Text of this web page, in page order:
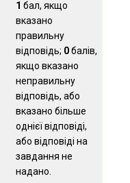
1 бал, якщо
вказано
правильну
відповідь; 0балів,
якщо вказано
неправильну
відповідь, або
вказано більше
однієї відповіді,
або відповіді на
завдання не
надано.